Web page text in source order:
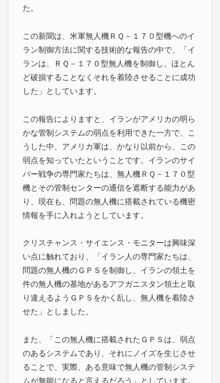
た。
この新聞は、米軍無人機ＲＱ－１７０型機へのイ
ラン制御方法に関する技術的な報告の中で、「イ
ランは、ＲＱ－１７０型無人機を制御し、ほとん
ど破損することなくそれを着陸させることに成功
した」としています。
この報告によりますと、イランがアメリカの明ら
かな管制システムの弱点を利用できた一方で、こ
うした中、アメリカ軍は、かなり以前から、この
弱点を知っていたということです。イランのサイ
バー戦争の専門家たちは、無人機ＲＱ－１７０型
機とその管制センターの通信を遮断する能力があ
り、現在も、問題の無人機に搭載されている機密
情報を手に入れようとしています。
クリスチャンス・サイエンス・モニターは興味深
い点に触れており、「イラン人の専門家たちは、
問題の無人機のＧＰＳを制御し、イランの領土を
件の無人機の基地があるアフガニスタン領土と取
り違えるようＧＰＳをかく乱し、無人機を着陸さ
せた」としました。
また、「この無人機に搭載されたＧＰＳは、弱点
のあるシステムであり、それにノイズを生じさせ
ることで、実際、ある意味で無人機の管制システ
ムが無能になると言えるだろう」としています。